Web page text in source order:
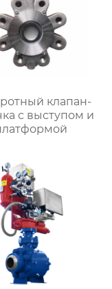
клапан-
с выступом и